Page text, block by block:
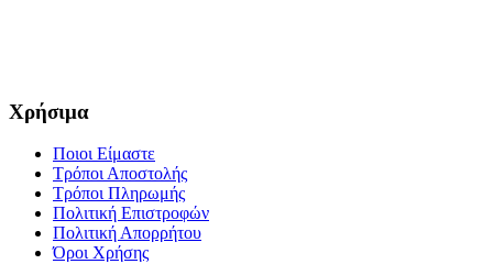
Χρήσιμα
Ποιοι Είμαστε
Τρόποι Αποστολής
Τρόποι Πληρωμής
Πολιτική Επιστροφών
Πολιτική Απορρήτου
Όροι Χρήσης